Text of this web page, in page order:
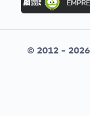
Concurso MPU
Editais publicados
CONCURSOS POR
© 2012 -